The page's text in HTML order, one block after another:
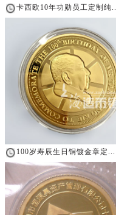
卡西欧10年功勋员工定制纯...
100岁寿辰生日铜镀金章定...